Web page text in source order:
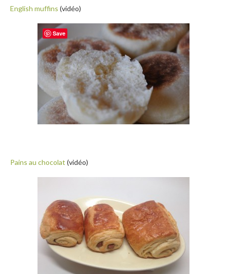
English muffins (vidéo)
Pains au chocolat (vidéo)
Save